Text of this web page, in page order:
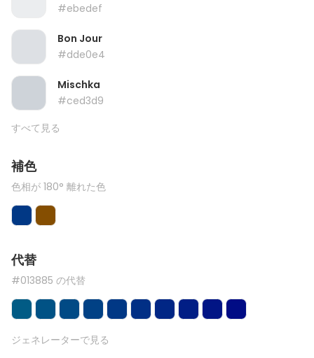
#ebedef
Bon Jour
#dde0e4
Mischka
#ced3d9
すべて見る
補色
色相が 180° 離れた色
代替
#013885 の代替
ジェネレーターで見る